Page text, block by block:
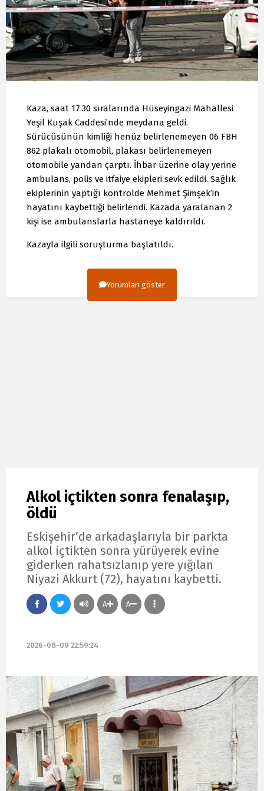
Kaza, saat 17.30 sıralarında Hüseyingazi Mahallesi
Yeşil Kuşak Caddesi’nde meydana geldi.
Sürücüsünün kimliği henüz belirlenemeyen 06 FBH
862 plakalı otomobil, plakası belirlenemeyen
otomobile yandan çarptı. İhbar üzerine olay yerine
ambulans, polis ve itfaiye ekipleri sevk edildi. Sağlık
ekiplerinin yaptığı kontrolde Mehmet Şimşek’in
hayatını kaybettiği belirlendi. Kazada yaralanan 2
kişi ise ambulanslarla hastaneye kaldırıldı.
Kazayla ilgili soruşturma başlatıldı.
Yorumları göster
Alkol içtikten sonra fenalaşıp,
öldü
Eskişehir’de arkadaşlarıyla bir parkta
alkol içtikten sonra yürüyerek evine
giderken rahatsızlanıp yere yığılan
Niyazi Akkurt (72), hayatını kaybetti.
A A
2026-08-09 22:59:24